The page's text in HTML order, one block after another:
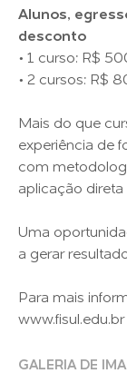
Alunos,
desconto
• 1 curso: R$
• 2 cursos: R$
Mais do que
experiência de
com
aplicação direta
Uma
a gerar
Para mais
www.fisul.edu.br
GALERIA DE